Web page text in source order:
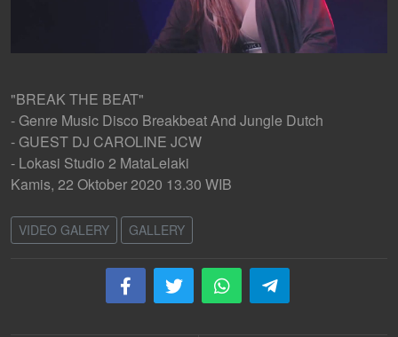
"BREAK THE BEAT"
- Genre Music Disco Breakbeat And Jungle Dutch
- GUEST DJ CAROLINE JCW
- Lokasi Studio 2 MataLelaki
Kamis, 22 Oktober 2020 13.30 WIB
VIDEO GALERY GALLERY